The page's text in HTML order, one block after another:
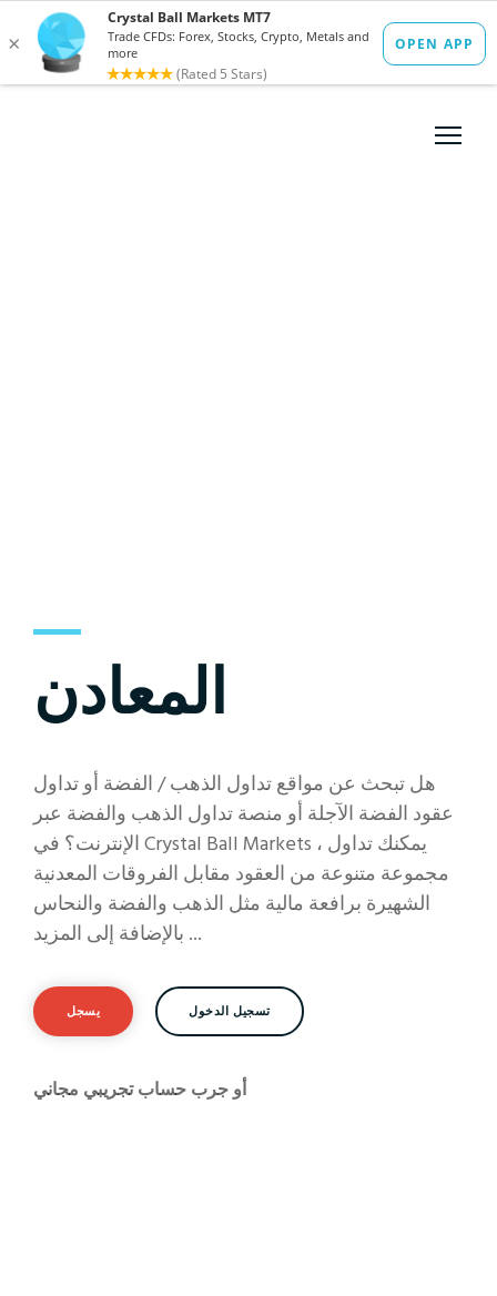
المعادن
هل تبحث عن مواقع تداول الذهب / الفضة أو تداول
عقود الفضة الآجلة أو منصة تداول الذهب والفضة عبر
الإنترنت؟ في Crystal Ball Markets ، يمكنك تداول
مجموعة متنوعة من العقود مقابل الفروقات المعدنية
الشهيرة برافعة مالية مثل الذهب والفضة والنحاس
بالإضافة إلى المزيد ...
يسجل تسجيل الدخول
أو جرب حساب تجريبي مجاني